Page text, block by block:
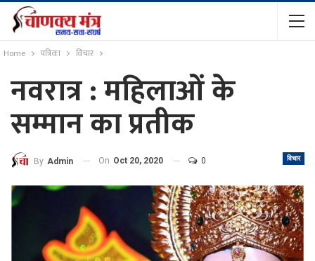
Home पत्रिका विचार
नवरात्र : महिलाओं के
सम्मान का प्रतीक
विचार
By Admin On Oct 20, 2020 0